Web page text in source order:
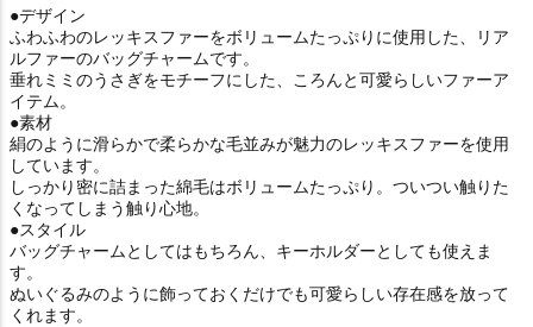
●デザイン
ふわふわのレッキスファーをボリュームたっぷりに使用した、リア
ルファーのバッグチャームです。
垂れミミのうさぎをモチーフにした、ころんと可愛らしいファーア
イテム。
●素材
絹のように滑らかで柔らかな毛並みが魅力のレッキスファーを使用
しています。
しっかり密に詰まった綿毛はボリュームたっぷり。ついつい触りた
くなってしまう触り心地。
●スタイル
バッグチャームとしてはもちろん、キーホルダーとしても使えま
す。
ぬいぐるみのように飾っておくだけでも可愛らしい存在感を放って
くれます。